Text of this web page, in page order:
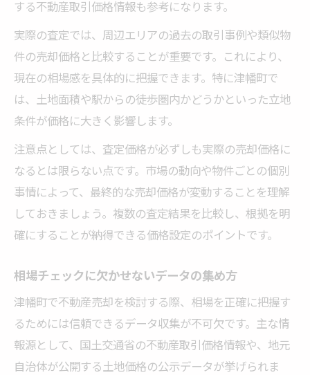
する不動産取引価格情報も参考になります。
実際の査定では、周辺エリアの過去の取引事例や類似物
件の売却価格と比較することが重要です。これにより、
現在の相場感を具体的に把握できます。特に津幡町で
は、土地面積や駅からの徒歩圏内かどうかといった立地
条件が価格に大きく影響します。
注意点としては、査定価格が必ずしも実際の売却価格に
なるとは限らない点です。市場の動向や物件ごとの個別
事情によって、最終的な売却価格が変動することを理解
しておきましょう。複数の査定結果を比較し、根拠を明
確にすることが納得できる価格設定のポイントです。
相場チェックに欠かせないデータの集め方
津幡町で不動産売却を検討する際、相場を正確に把握す
るためには信頼できるデータ収集が不可欠です。主な情
報源として、国土交通省の不動産取引価格情報や、地元
自治体が公開する土地価格の公示データが挙げられま